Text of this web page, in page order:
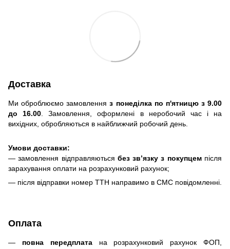
Доставка
Ми оброблюємо замовленняз понеділка по п'ятницю з 9.00
до 16.00. Замовлення, оформлені в неробочий час і на
вихідних, обробляються в найближчий робочий день.
Умови доставки:
— замовлення відправляються без зв’язку з покупцемпісля
зарахування оплати на розрахунковий рахунок;
— після відправки номер ТТН направимо в СМС повідомленні.
Оплата
— повна передплатана розрахунковий рахунок ФОП,